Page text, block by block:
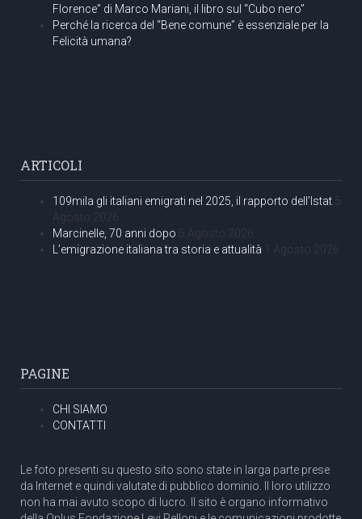
Florence” di Marco Mariani, il libro sul “Cubo nero”
Perché la ricerca del “Bene comune” è essenziale per la
Felicità umana?
ARTICOLI
109mila gli italiani emigrati nel 2025, il rapporto dell’Istat 5
Agosto 2026
Marcinelle, 70 anni dopo 5 Agosto 2026
L’emigrazione italiana tra storia e attualità 1 Agosto 2026
PAGINE
CHI SIAMO
CONTATTI
Le foto presenti su questo sito sono state in larga parte prese
da Internet e quindi valutate di pubblico dominio. Il loro utilizzo
non ha mai avuto scopo di lucro. Il sito è organo informativo